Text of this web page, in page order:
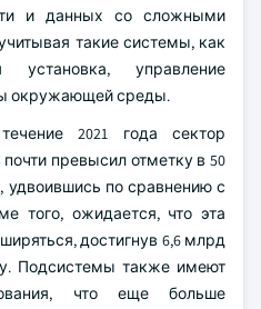
и данных со сложными
такие системы, как
установка, управление
окружающей среды.
2021 года сектор
превысил отметку в 50
по сравнению с
того, ожидается, что эта
достигнув 6,6 млрд
Подсистемы также имеют
что еще больше